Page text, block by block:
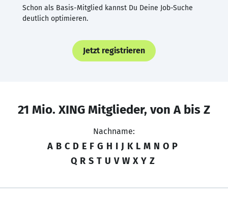
Schon als Basis-Mitglied kannst Du Deine Job-Suche
deutlich optimieren.
Jetzt registrieren
21 Mio. XING Mitglieder, von A bis Z
Nachname:
A B C D E F G H I J K L M N O P
Q R S T U V W X Y Z